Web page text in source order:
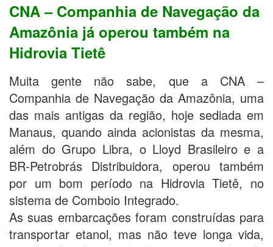
CNA – Companhia de Navegação da
Amazônia já operou também na
Hidrovia Tietê
Muita gente não sabe, que a CNA –
Companhia de Navegação da Amazônia, uma
das mais antigas da região, hoje sediada em
Manaus, quando ainda acionistas da mesma,
além do Grupo Libra, o Lloyd Brasileiro e a
BR-Petrobrás Distribuidora, operou também
por um bom período na Hidrovia Tietê, no
sistema de Comboio Integrado.
As suas embarcações foram construídas para
transportar etanol, mas não teve longa vida,